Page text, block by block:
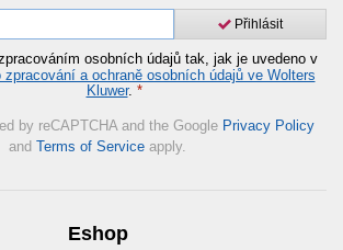
Přihlásit
osobních údajů tak, jak je uvedeno v
zpracování a ochraně osobních údajů ve Wolters
Kluwer. *
by reCAPTCHA and the Google Privacy Policy
and Terms of Service apply.
Eshop